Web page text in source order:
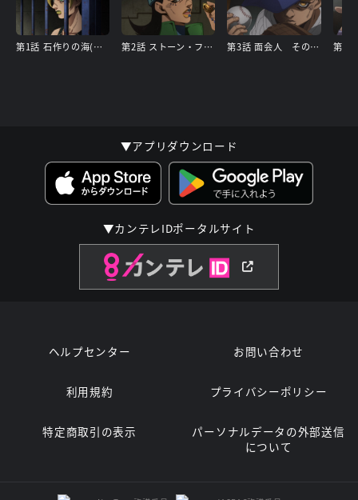
第1話 石作りの海(ストーンオーシャン) 第2話 ストーン・フリー 第3話 面会人 その(1)
▼アプリダウンロード
▼カンテレIDポータルサイト
ヘルプセンター お問い合わせ
利用規約 プライバシーポリシー
特定商取引の表示
パーソナルデータの外部送信
について